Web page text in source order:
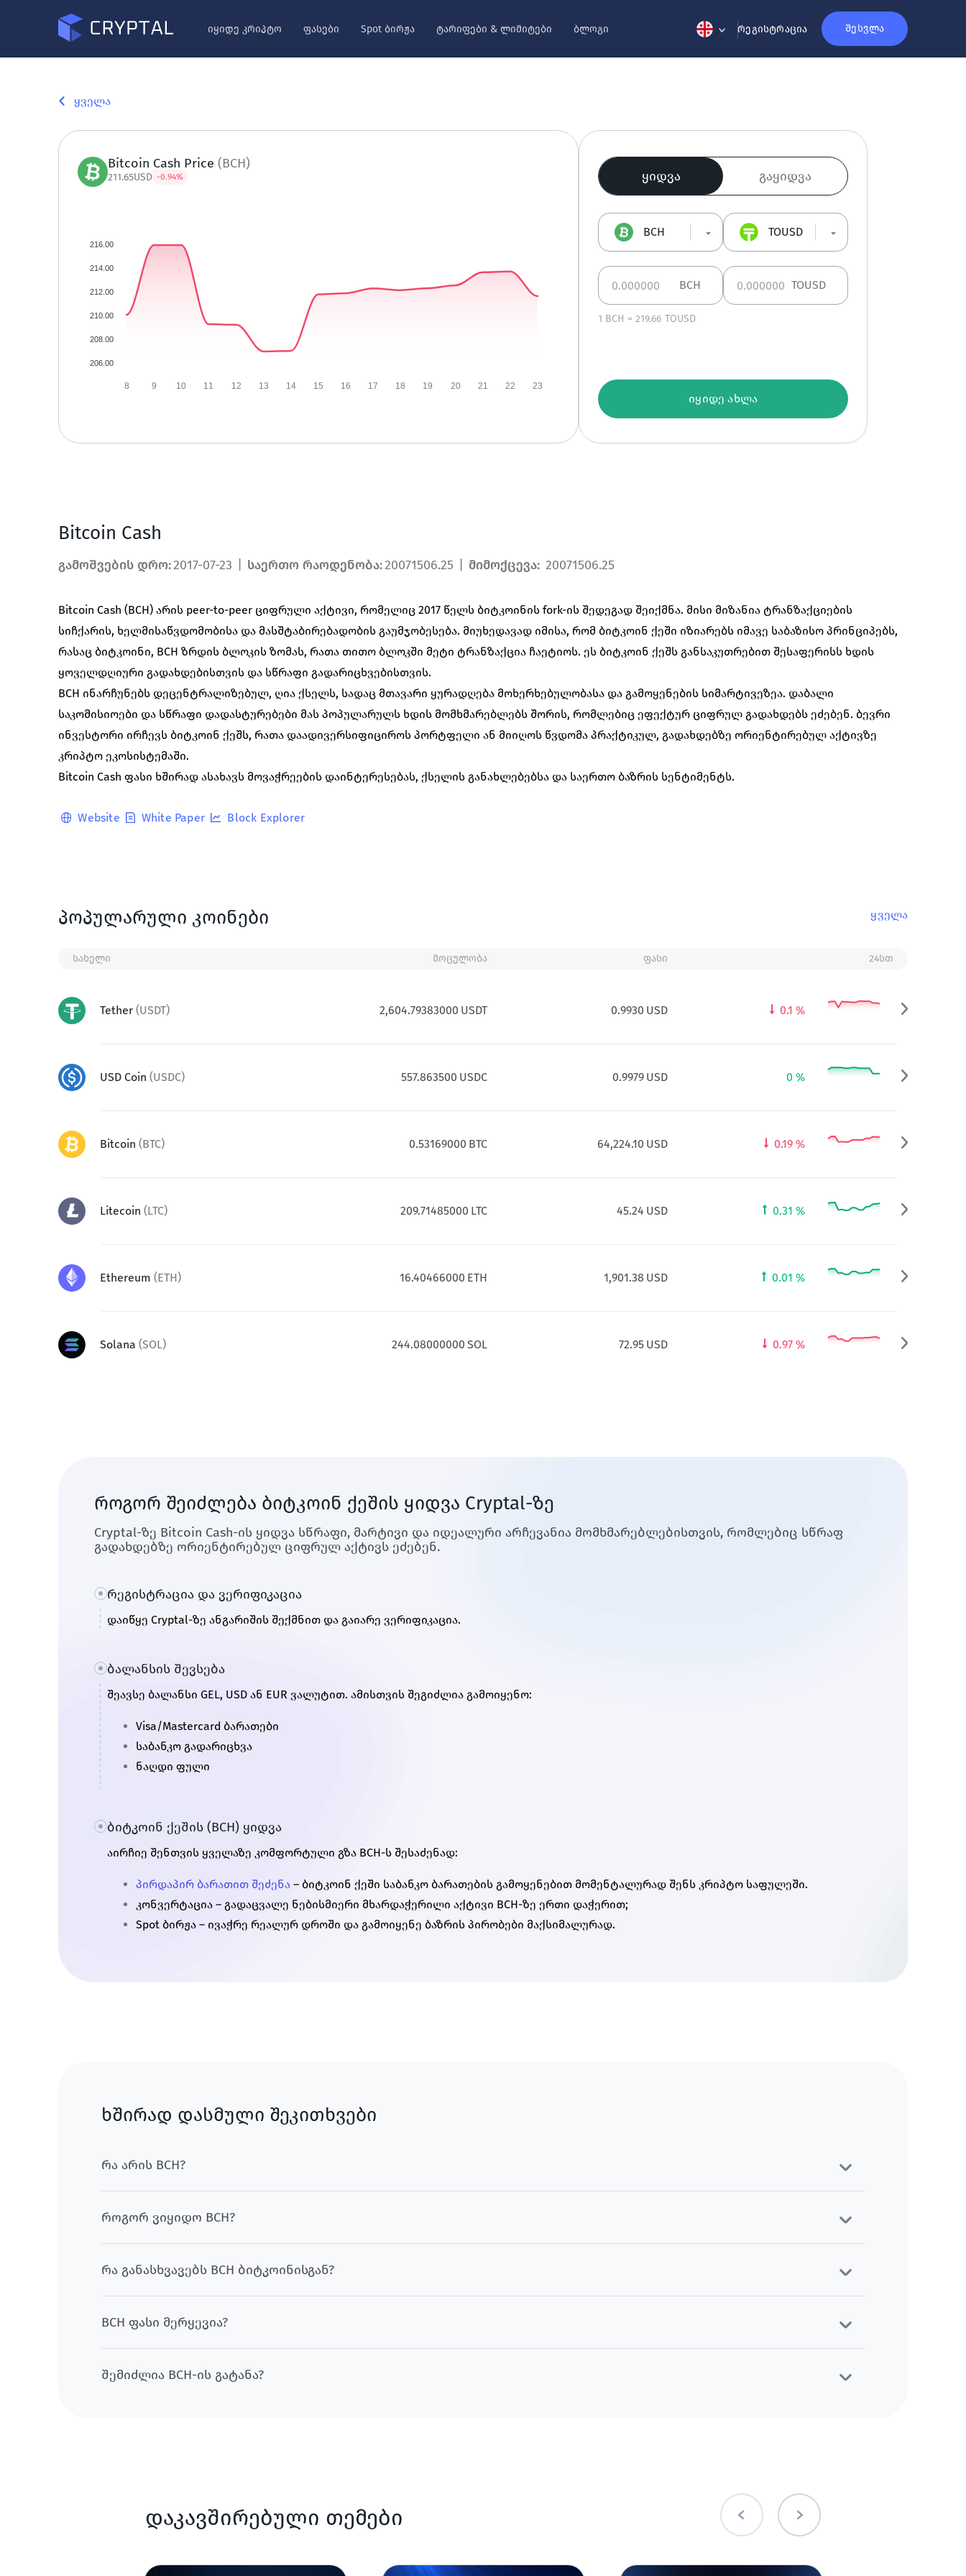
იყიდე კრიპტო ფასები Spot ბირჟა ტარიფები & ლიმიტები ბლოგი რეგისტრაცია შესვლა
ყველა
Bitcoin Cash Price (BCH)
211.65USD -0.94%
216.00
214.00
212.00
210.00
208.00
206.00
8 9 10 11 12 13 14 15 16 17 18 19 20 21 22 23
ყიდვა გაყიდვა
BCH TOUSD
BCH TOUSD
1 BCH =219.66 TOUSD
იყიდე ახლა
Bitcoin Cash
გამოშვების დრო:2017-07-23 საერთო რაოდენობა:20071506.25 მიმოქცევა: 20071506.25
Bitcoin Cash (BCH) არის peer-to-peer ციფრული აქტივი, რომელიც 2017 წელს ბიტკოინის fork-ის შედეგად შეიქმნა. მისი მიზანია ტრანზაქციების
სიჩქარის, ხელმისაწვდომობისა და მასშტაბირებადობის გაუმჯობესება. მიუხედავად იმისა, რომ ბიტკოინ ქეში იზიარებს იმავე საბაზისო პრინციპებს,
რასაც ბიტკოინი, BCH ზრდის ბლოკის ზომას, რათა თითო ბლოკში მეტი ტრანზაქცია ჩაეტიოს. ეს ბიტკოინ ქეშს განსაკუთრებით შესაფერისს ხდის
ყოველდღიური გადახდებისთვის და სწრაფი გადარიცხვებისთვის.
BCH ინარჩუნებს დეცენტრალიზებულ, ღია ქსელს, სადაც მთავარი ყურადღება მოხერხებულობასა და გამოყენების სიმარტივეზეა. დაბალი
საკომისიოები და სწრაფი დადასტურებები მას პოპულარულს ხდის მომხმარებლებს შორის, რომლებიც ეფექტურ ციფრულ გადახდებს ეძებენ. ბევრი
ინვესტორი ირჩევს ბიტკოინ ქეშს, რათა დაადივერსიფიციროს პორტფელი ან მიიღოს წვდომა პრაქტიკულ, გადახდებზე ორიენტირებულ აქტივზე
კრიპტო ეკოსისტემაში.
Bitcoin Cash ფასი ხშირად ასახავს მოვაჭრეების დაინტერესებას, ქსელის განახლებებსა და საერთო ბაზრის სენტიმენტს.
Website White Paper Block Explorer
პოპულარული კოინები ყველა
სახელი მოცულობა ფასი 24სთ
Tether (USDT) 2,604.79383000 USDT 0.9930 USD 0.1 %
USD Coin (USDC) 557.863500 USDC 0.9979 USD 0 %
Bitcoin (BTC) 0.53169000 BTC 64,224.10 USD 0.19 %
Litecoin (LTC) 209.71485000 LTC 45.24 USD 0.31 %
Ethereum (ETH) 16.40466000 ETH 1,901.38 USD 0.01 %
Solana (SOL) 244.08000000 SOL 72.95 USD 0.97 %
როგორ შეიძლება ბიტკოინ ქეშის ყიდვა Cryptal-ზე
Cryptal-ზე Bitcoin Cash-ის ყიდვა სწრაფი, მარტივი და იდეალური არჩევანია მომხმარებლებისთვის, რომლებიც სწრაფ
გადახდებზე ორიენტირებულ ციფრულ აქტივს ეძებენ.
რეგისტრაცია და ვერიფიკაცია
დაიწყე Cryptal-ზე ანგარიშის შექმნით და გაიარე ვერიფიკაცია.
ბალანსის შევსება
შეავსე ბალანსი GEL, USD ან EUR ვალუტით. ამისთვის შეგიძლია გამოიყენო:
Visa/Mastercard ბარათები
საბანკო გადარიცხვა
ნაღდი ფული
ბიტკოინ ქეშის (BCH) ყიდვა
აირჩიე შენთვის ყველაზე კომფორტული გზა BCH-ს შესაძენად:
პირდაპირ ბარათით შეძენა– ბიტკოინ ქეში საბანკო ბარათების გამოყენებით მომენტალურად შენს კრიპტო საფულეში.
კონვერტაცია – გადაცვალე ნებისმიერი მხარდაჭერილი აქტივი BCH-ზე ერთი დაჭერით;
Spot ბირჟა – ივაჭრე რეალურ დროში და გამოიყენე ბაზრის პირობები მაქსიმალურად.
ხშირად დასმული შეკითხვები
რა არის BCH?
როგორ ვიყიდო BCH?
რა განასხვავებს BCH ბიტკოინისგან?
BCH ფასი მერყევია?
შემიძლია BCH-ის გატანა?
დაკავშირებული თემები